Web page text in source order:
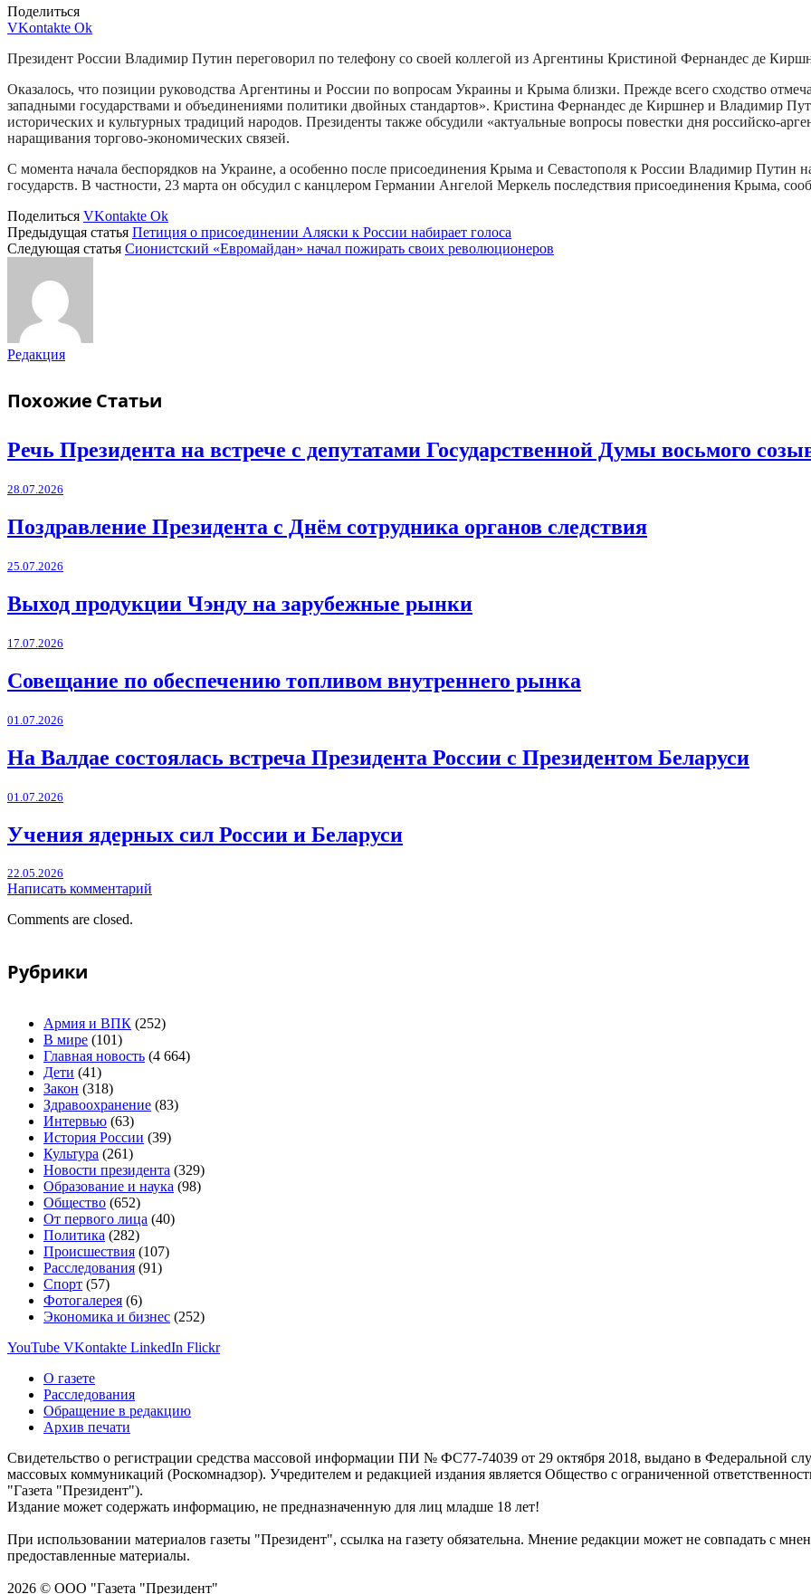
Поделиться
VKontakte Ok
Президент России Владимир Путин переговорил по телефону со своей коллегой из Аргентины Кристиной Фернандес де
Оказалось, что позиции руководства Аргентины и России по вопросам Украины и Крыма близки. Прежде всего сходство
западными государствами и объединениями политики двойных стандартов». Кристина Фернандес де Киршнер и Владимир
исторических и культурных традиций народов. Президенты также обсудили «актуальные вопросы повестки дня российско-
наращивания торгово-экономических связей.
С момента начала беспорядков на Украине, а особенно после присоединения Крыма и Севастополя к России Владимир Путин
государств. В частности, 23 марта он обсудил с канцлером Германии Ангелой Меркель последствия присоединения Крыма,
Поделиться VKontakte Ok
Предыдущая статья Петиция о присоединении Аляски к России набирает голоса
Следующая статья Сионистский «Евромайдан» начал пожирать своих революционеров
Редакция
Похожие Статьи
Речь Президента на встрече с депутатами Государственной Думы восьмого
28.07.2026
Поздравление Президента с Днём сотрудника органов следствия
25.07.2026
Выход продукции Чэнду на зарубежные рынки
17.07.2026
Совещание по обеспечению топливом внутреннего рынка
01.07.2026
На Валдае состоялась встреча Президента России с Президентом Беларуси
01.07.2026
Учения ядерных сил России и Беларуси
22.05.2026
Написать комментарий
Comments are closed.
Рубрики
Армия и ВПК (252)
В мире (101)
Главная новость (4 664)
Дети (41)
Закон (318)
Здравоохранение (83)
Интервью (63)
История России (39)
Культура (261)
Новости президента (329)
Образование и наука (98)
Общество (652)
От первого лица (40)
Политика (282)
Происшествия (107)
Расследования (91)
Спорт (57)
Фотогалерея (6)
Экономика и бизнес (252)
YouTube VKontakte LinkedIn Flickr
О газете
Расследования
Обращение в редакцию
Архив печати
Свидетельство о регистрации средства массовой информации ПИ № ФС77-74039 от 29 октября 2018, выдано в Федеральной
массовых коммуникаций (Роскомнадзор). Учредителем и редакцией издания является Общество с ограниченной
"Газета "Президент").
Издание может содержать информацию, не предназначенную для лиц младше 18 лет!
При использовании материалов газеты "Президент", ссылка на газету обязательна. Мнение редакции может не совпадать с
предоставленные материалы.
2026 © ООО "Газета "Президент"